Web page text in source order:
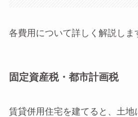
各費用について詳しく解説しま
固定資産税・都市計画税
賃貸併用住宅を建てると、土地